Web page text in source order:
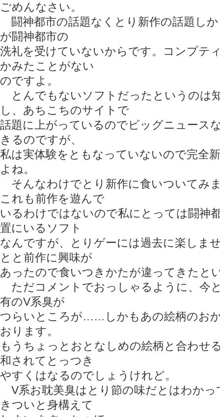
ごめんなさい。
闘神都市の話題なくとり新作の話題し
が闘神都市の
洗礼を受けていないからです。コンプテ
かみたことがない
のですよ。
とんでもないソフトだったというのは
し、あちこちのサイトで
話題に上がっているのでビッグニュース
きるのですが、
私は実体験をともなっていないので完全
よね。
そんなわけでとり新作に食いついてみ
これも前作を遊んで
いるわけではないので私にとっては闘神
置にいるソフト
なんですが、とりゲーには過去に楽しま
とと前作に興味が
あったので食いつきかたが違ってきたと
ただコメントでおっしゃるように、今
有のV系臭が
つらいところが……しかもあの絵柄のお
おります。
もうちょっとおとなしめの絵柄と合わせ
和されてとっつき
やすくはなるのでしょうけれど。
V系お耽美臭はとり節の味だとはわかっ
きついと身構えて